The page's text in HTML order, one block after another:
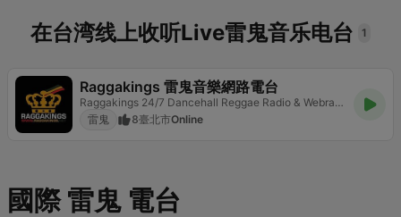
在台湾线上收听Live雷鬼音乐电台 1
Raggakings 雷鬼音樂網路電台
Raggakings 24/7 Dancehall Reggae Radio & Webradio Podcast
雷鬼
8臺北市Online
國際 雷鬼 電台